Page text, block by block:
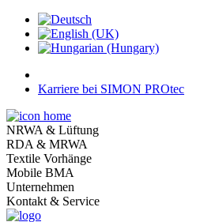
Karriere bei SIMON PROtec
NRWA & Lüftung
RDA & MRWA
Textile Vorhänge
Mobile BMA
Unternehmen
Kontakt & Service